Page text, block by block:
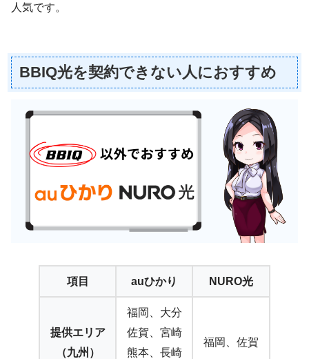
人気です。
BBIQ光を契約できない人におすすめ
項目 auひかり NURO光
提供エリア
（九州）
福岡、大分
佐賀、宮崎
熊本、長崎
福岡、佐賀